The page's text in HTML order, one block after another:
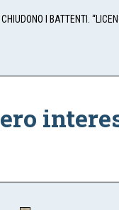
I BATTENTI.